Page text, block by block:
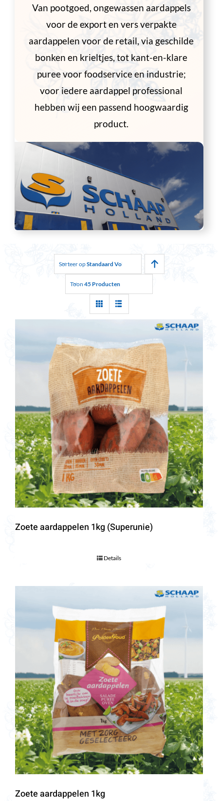
Van pootgoed, ongewassen aardappels
voor de export en vers verpakte
aardappelen voor de retail, via geschilde
bonken en krieltjes, tot kant-en-klare
puree voor foodservice en industrie;
voor iedere aardappel professional
hebben wij een passend hoogwaardig
product.
Sorteer opStandaard Volgorde
Toon 45 Producten
Zoete aardappelen 1kg (Superunie)
Details
Zoete aardappelen 1kg